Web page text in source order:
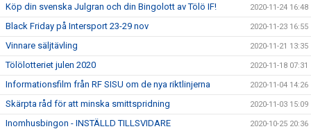
Köp din svenska Julgran och din Bingolott av Tölö IF! 2020-11-24 16:48
Black Friday på Intersport 23-29 nov 2020-11-23 16:55
Vinnare säljtävling 2020-11-21 13:35
Tölölotteriet julen 2020 2020-11-18 07:31
Informationsfilm från RF SISU om de nya riktlinjerna 2020-11-04 14:26
Skärpta råd för att minska smittspridning 2020-11-03 15:09
Inomhusbingon - INSTÄLLD TILLSVIDARE 2020-10-25 20:36